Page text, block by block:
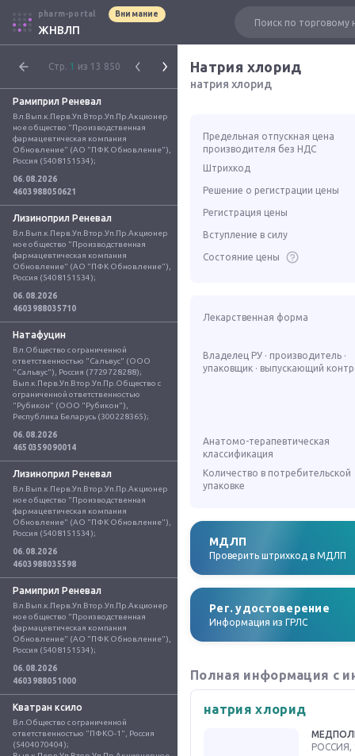
pharm-portal Внимание
ЖНВЛП
Стр. 1 из 13 850
Рамиприл Реневал
Вл.Вып.к.Перв.Уп.Втор.Уп.Пр.Акционер
ное общество "Производственная
фармацевтическая компания
Обновление" (АО "ПФК Обновление"),
Россия (5408151534);
06.08.2026
4603988050621
Лизиноприл Реневал
Вл.Вып.к.Перв.Уп.Втор.Уп.Пр.Акционер
ное общество "Производственная
фармацевтическая компания
Обновление" (АО "ПФК Обновление"),
Россия (5408151534);
06.08.2026
4603988035710
Натафуцин
Вл.Общество с ограниченной
ответственностью "Сальвус" (ООО
"Сальвус"), Россия (7729728288);
Вып.к.Перв.Уп.Втор.Уп.Пр.Общество с
ограниченной ответственностью
"Рубикон" (ООО "Рубикон"),
Республика Беларусь (300228365);
06.08.2026
4650359090014
Лизиноприл Реневал
Вл.Вып.к.Перв.Уп.Втор.Уп.Пр.Акционер
ное общество "Производственная
фармацевтическая компания
Обновление" (АО "ПФК Обновление"),
Россия (5408151534);
06.08.2026
4603988035598
Рамиприл Реневал
Вл.Вып.к.Перв.Уп.Втор.Уп.Пр.Акционер
ное общество "Производственная
фармацевтическая компания
Обновление" (АО "ПФК Обновление"),
Россия (5408151534);
06.08.2026
4603988051000
Кватран ксило
Вл.Общество с ограниченной
ответственностью "ПФКО-1", Россия
(5404070404);
Натрия хлорид
натрия хлорид
Предельная отпускная цена
производителя без НДС
Штрихкод
Решение о регистрации цены
Регистрация цены
Вступление в силу
Состояние цены
Лекарственная форма
Владелец РУ · производитель ·
упаковщик · выпускающий
Анатомо-терапевтическая
классификация
Количество в потребительской
упаковке
МДЛП
Проверить штрихкод в МДЛП
Рег. удостоверение
Информация из ГРЛС
Полная информация с
натрия хлорид
РОССИЯ,